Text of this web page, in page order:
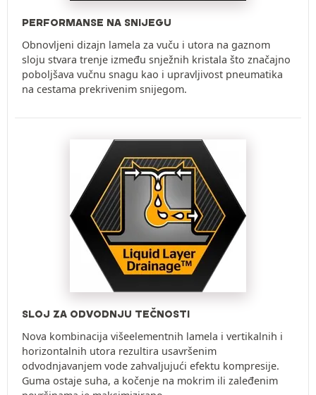
PERFORMANSE NA SNIJEGU
Obnovljeni dizajn lamela za vuču i utora na gaznom
sloju stvara trenje između snježnih kristala što značajno
poboljšava vučnu snagu kao i upravljivost pneumatika
na cestama prekrivenim snijegom.
SLOJ ZA ODVODNJU TEČNOSTI
Nova kombinacija višeelementnih lamela i vertikalnih i
horizontalnih utora rezultira usavršenim
odvodnjavanjem vode zahvaljujući efektu kompresije.
Guma ostaje suha, a kočenje na mokrim ili zaleđenim